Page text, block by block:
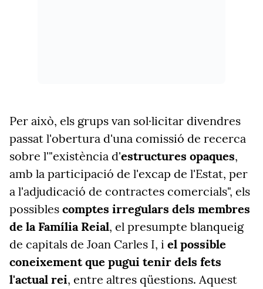
Per això, els grups van sol·licitar divendres
passat l'obertura d'una comissió de recerca
sobre l'"existència d'estructures opaques,
amb la participació de l'excap de l'Estat, per
a l'adjudicació de contractes comercials", els
possibles comptes irregulars dels membres
de la Família Reial, el presumpte blanqueig
de capitals de Joan Carles I, i el possible
coneixement que pugui tenir dels fets
l'actual rei, entre altres qüestions. Aquest